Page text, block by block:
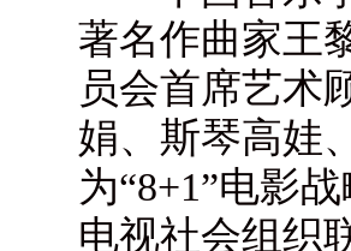
著名作曲家王
员会首席艺术
娟、斯琴高娃
为“8+1”电影
电视社会组织